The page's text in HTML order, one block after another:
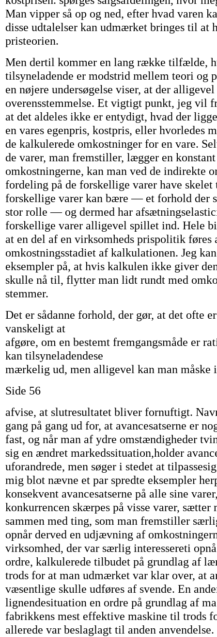
Man vipper så op og ned, efter hvad varen
disse udtalelser kan udmærket bringes til at
pristeorien.
Men dertil kommer en lang række tilfælde,
tilsyneladende er modstrid mellem teori og
en nøjere undersøgelse viser, at der
overensstemmelse. Et vigtigt punkt, jeg vil
at det aldeles ikke er entydigt, hvad der
en vares egenpris, kostpris, eller hvorledes
de kalkulerede omkostninger for en vare.
de varer, man fremstiller, lægger en
omkostningerne, kan man ved de indirekte
fordeling på de forskellige varer have
forskellige varer kan bære — et forhold der
stor rolle — og dermed har
forskellige varer alligevel spillet ind. Hele
at en del af en virksomheds prispolitik føres
omkostningsstadiet af kalkulationen. Jeg
eksempler på, at hvis kalkulen ikke giver
skulle nå til, flytter man lidt rundt med
stemmer.
Det er sådanne forhold, der gør, at det ofte
vanskeligt at
afgøre, om en bestemt fremgangsmåde er
kan tilsyneladendese
mærkelig ud, men alligevel kan man måske
Side 56
afvise, at slutresultatet bliver fornuftigt.
gang på gang ud for, at avancesatserne er
fast, og når man af ydre omstændigheder
sig en ændret markedssituation,holder
uforandrede, men søger i stedet at
mig blot nævne et par spredte eksempler
konsekvent avancesatserne på alle sine
konkurrencen skærpes på visse varer, sætter
sammen med ting, som man fremstiller
opnår derved en udjævning af
virksomhed, der var særlig interessereti
ordre, kalkulerede tilbudet på grundlag af
trods for at man udmærket var klar over, at
væsentlige skulle udføres af svende. En
lignendesituation en ordre på grundlag af
fabrikkens mest effektive maskine til trods
allerede var beslaglagt til anden anvendelse.